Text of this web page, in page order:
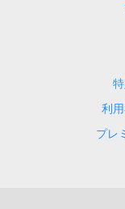
利
プレ